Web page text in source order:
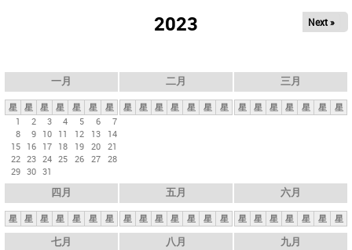
2023 Next »
一月
星 星 星 星 星 星
星
1
2 3 4 5 6
7
8
9 10 11 12 13
14
15 16 17 18 19 20 21
22 23 24 25 26 27 28
29 30 31
二月
星 星 星 星 星 星 星
三月
星 星 星 星 星 星 星
四月
星 星 星 星 星 星 星
五月
星 星 星 星 星 星 星
六月
星 星 星 星 星 星 星
七月 八月 九月